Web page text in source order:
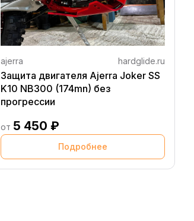
ajerra hardglide.ru
Защита двигателя Ajerra Joker SS
K10 NB300 (174mn) без
прогрессии
от 5 450 ₽
Подробнее